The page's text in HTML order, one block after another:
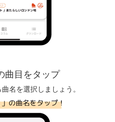
曲目をタップ
名を選択しましょう。